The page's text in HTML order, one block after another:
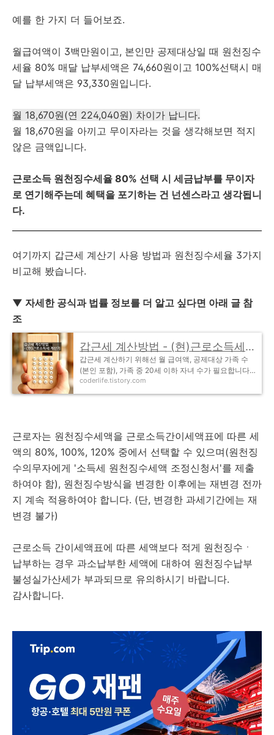
예를 한 가지 더 들어보죠.
월급여액이 3백만원이고, 본인만 공제대상일 때 원천징수
세율 80% 매달 납부세액은 74,660원이고 100%선택시 매
달 납부세액은 93,330원입니다.
월 18,670원(연 224,040원) 차이가 납니다.
월 18,670원을 아끼고 무이자라는 것을 생각해보면 적지
않은 금액입니다.
근로소득 원천징수세율 80% 선택 시 세금납부를 무이자
로 연기해주는데 혜택을 포기하는 건 넌센스라고 생각됩니
다.
여기까지 갑근세 계산기 사용 방법과 원천징수세율 3가지
비교해 봤습니다.
▼ 자세한 공식과 법률 정보를 더 알고 싶다면 아래 글 참
조
갑근세 계산방법 - (현)근로소득세 계산기 및 개요
갑근세 계산하기 위해선 월 급여액, 공제대상 가족 수
(본인 포함), 가족 중 20세 이하 자녀 수가 필요합니다.
공제대상자 1, 2명, 3명 이상인 경우 다릅니다. 근로소
득세((구)갑근세) 계산기 사용방법 알아보기 전..
coderlife.tistory.com
근로자는 원천징수세액을 근로소득간이세액표에 따른 세
액의 80%, 100%, 120% 중에서 선택할 수 있으며(원천징
수의무자에게 '소득세 원천징수세액 조정신청서'를 제출
하여야 함), 원천징수방식을 변경한 이후에는 재변경 전까
지 계속 적용하여야 합니다. (단, 변경한 과세기간에는 재
변경 불가)
근로소득 간이세액표에 따른 세액보다 적게 원천징수ㆍ
납부하는 경우 과소납부한 세액에 대하여 원천징수납부
불성실가산세가 부과되므로 유의하시기 바랍니다.
감사합니다.